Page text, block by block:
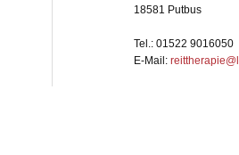
18581 Putbus
Tel.: 01522 9016050
E-Mail: